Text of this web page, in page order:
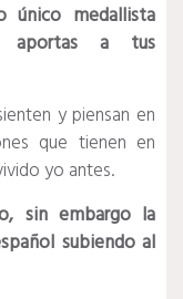
único medallista
aportas a tus
y piensan en
que tienen en
yo antes.
sin embargo la
subiendo al